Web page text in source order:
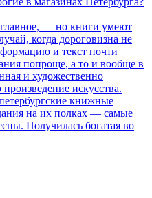
— но книги умеют
когда дороговизна не
и текст почти
попроще, а то и вообще в
и художественно
искусства.
книжные
на их полках — самые
Получилась богатая во